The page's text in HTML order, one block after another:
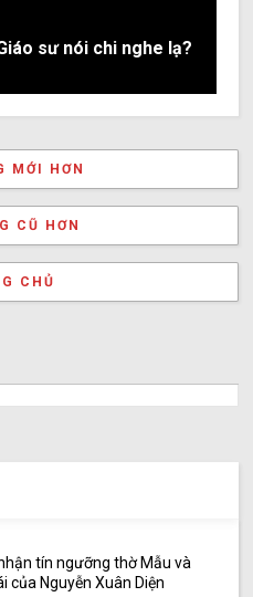
sư nói chi nghe lạ?
MỚI HƠN
CŨ HƠN
CHỦ
tín ngưỡng thờ Mẫu và
của Nguyễn Xuân Diện